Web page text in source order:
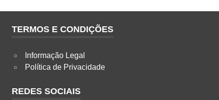
TERMOS E CONDIÇÕES
Informação Legal
Política de Privacidade
REDES SOCIAIS